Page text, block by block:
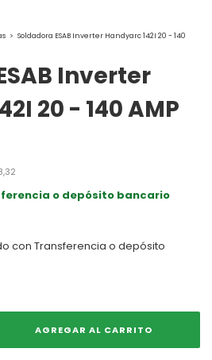
> Soldadora ESAB Inverter Handyarc 142I 20 - 140
Inverter
20 - 140 AMP
o depósito bancario
con Transferencia o depósito